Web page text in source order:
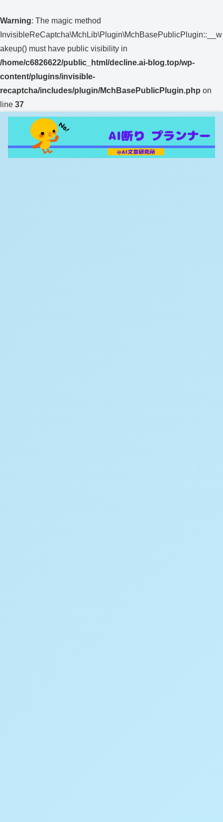
Warning: The magic method
InvisibleReCaptcha\MchLib\Plugin\MchBasePublicPlugin::__w
akeup() must have public visibility in
/home/c6826622/public_html/decline.ai-blog.top/wp-
content/plugins/invisible-
recaptcha/includes/plugin/MchBasePublicPlugin.php on
line 37